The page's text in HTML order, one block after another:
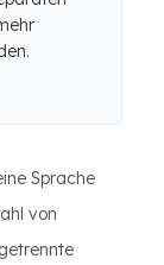
Sprache
von